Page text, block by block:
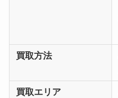
買取方法
買取エリア